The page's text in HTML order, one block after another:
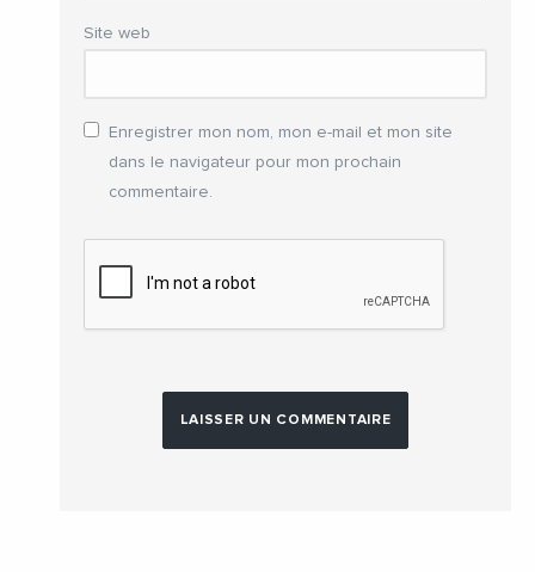
Site web
Enregistrer mon nom, mon e-mail et mon site
dans le navigateur pour mon prochain
commentaire.